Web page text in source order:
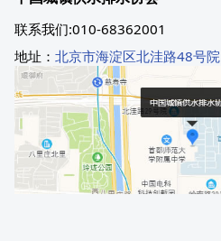
联系我们:010-68362001
地址： 北京市海淀区北洼路48号院